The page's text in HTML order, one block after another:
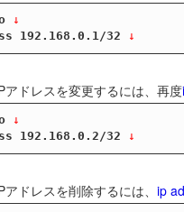
↓
192.168.0.1/32 ↓
ドレスを変更するには、再度
↓
192.168.0.2/32 ↓
ドレスを削除するには、 ip